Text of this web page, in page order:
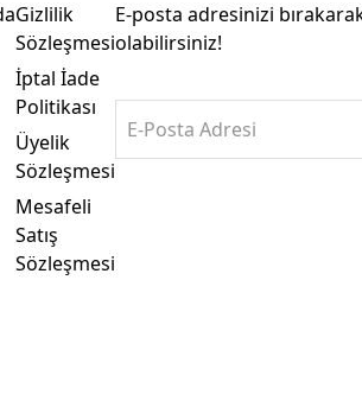
Gizlilik
Sözleşmesi
İptal İade
Politikası
Üyelik
Sözleşmesi
Mesafeli
Satış
Sözleşmesi
E-posta adresinizi
olabilirsiniz!
E-Posta Adresi